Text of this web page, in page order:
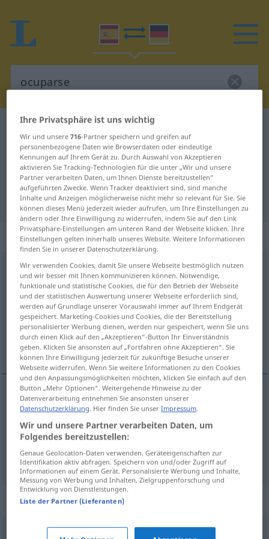
Spanisch-Deutsch Wörterbuch
Spanisch-Deutsch Übersetzung für
"ocuparse"
"ocuparse" Deutsch Übersetzung
„ocuparse“: verbo reflexivo
ocuparse [okuˈparse]v/r
Übersicht aller Übersetzungen
(Für mehr Details die Übersetzung anklicken/antippen)
sich beschäftigen, sich befassen, sich
kümmern
sichbeschäftigen, sichbefassen(mit)
ocuparse
sichkümmern(um) ocuparsede(≈ cuidar de)
Synonyme für "ocuparse"
Ihre Privatsphäre ist uns wichtig
Wir und unsere716-Partner speichern und greifen auf
personenbezogene Daten wie Browserdaten oder eindeutige
Kennungen auf Ihrem Gerät zu. Durch Auswahl von Akzeptieren
aktivieren Sie Tracking-Technologien für die unter „Wir und unsere
Partner verarbeiten Daten, um Ihnen Dienste bereitzustellen“
aufgeführten Zwecke. Wenn Tracker deaktiviert sind, sind manche
Inhalte und Anzeigen möglicherweise nicht mehr so relevant für Sie. Sie
können dieses Menü jederzeit wieder aufrufen, um Ihre Einstellungen zu
ändern oder Ihre Einwilligung zu widerrufen, indem Sie auf den Link
Privatsphäre-Einstellungen am unteren Rand der Webseite klicken. Ihre
Einstellungen gelten innerhalb unseres Website. Weitere Informationen
finden Sie in unserer Datenschutzerklärung.
Wir verwenden Cookies, damit Sie unsere Webseite bestmöglich nutzen
und wir besser mit Ihnen kommunizieren können. Notwendige,
funktionale und statistische Cookies, die für den Betrieb der Webseite
und der statistischen Auswertung unserer Webseite erforderlich sind,
werden auf Grundlage unserer Vorauswahl immer auf Ihrem Endgerät
gespeichert. Marketing-Cookies und Cookies, die der Bereitstellung
personalisierter Werbung dienen, werden nur gespeichert, wenn Sie uns
durch einen Klick auf den „Akzeptieren“-Button Ihr Einverständnis
geben. Klicken Sie ansonsten auf „Fortfahren ohne Akzeptieren“. Sie
können Ihre Einwilligung jederzeit für zukünftige Besuche unserer
Webseite widerrufen. Wenn Sie weitere Informationen zu den Cookies
und den Anpassungsmöglichkeiten möchten, klicken Sie einfach auf den
Button „Mehr Optionen“. Weitergehende Hinweise zu der
Datenverarbeitung entnehmen Sie ansonsten unserer
Datenschutzerklärung. Hier finden Sie unserImpressum.
Wir und unsere Partner verarbeiten Daten, um
Folgendes bereitzustellen:
Genaue Geolocation-Daten verwenden. Geräteeigenschaften zur
Identifikation aktiv abfragen. Speichern von und/oder Zugriff auf
Informationen auf einem Gerät. Personalisierte Werbung und Inhalte,
Messung von Werbung und Inhalten, Zielgruppenforschung und
Entwicklung von Dienstleistungen.
Liste der Partner (Lieferanten)